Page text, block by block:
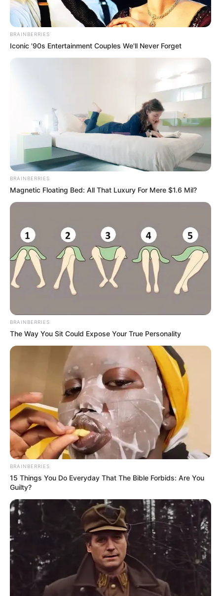
BRAINBERRIES
Iconic '90s Entertainment Couples We'll Never Forget
BRAINBERRIES
Magnetic Floating Bed: All That Luxury For Mere $1.6 Mil?
BRAINBERRIES
The Way You Sit Could Expose Your True Personality
BRAINBERRIES
15 Things You Do Everyday That The Bible Forbids: Are You
Guilty?